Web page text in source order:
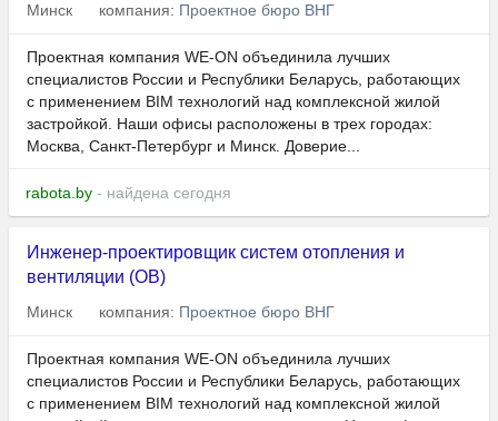
Минск компания: Проектное бюро ВНГ
Проектная компания WE-ON объединила лучших
специалистов России и Республики Беларусь, работающих
с применением BIM технологий над комплексной жилой
застройкой. Наши офисы расположены в трех городах:
Москва, Санкт-Петербург и Минск. Доверие...
rabota.by - найдена сегодня
Инженер-проектировщик систем отопления и
вентиляции (ОВ)
Минск компания: Проектное бюро ВНГ
Проектная компания WE-ON объединила лучших
специалистов России и Республики Беларусь, работающих
с применением BIM технологий над комплексной жилой